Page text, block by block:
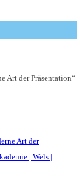
Art der Präsentation“